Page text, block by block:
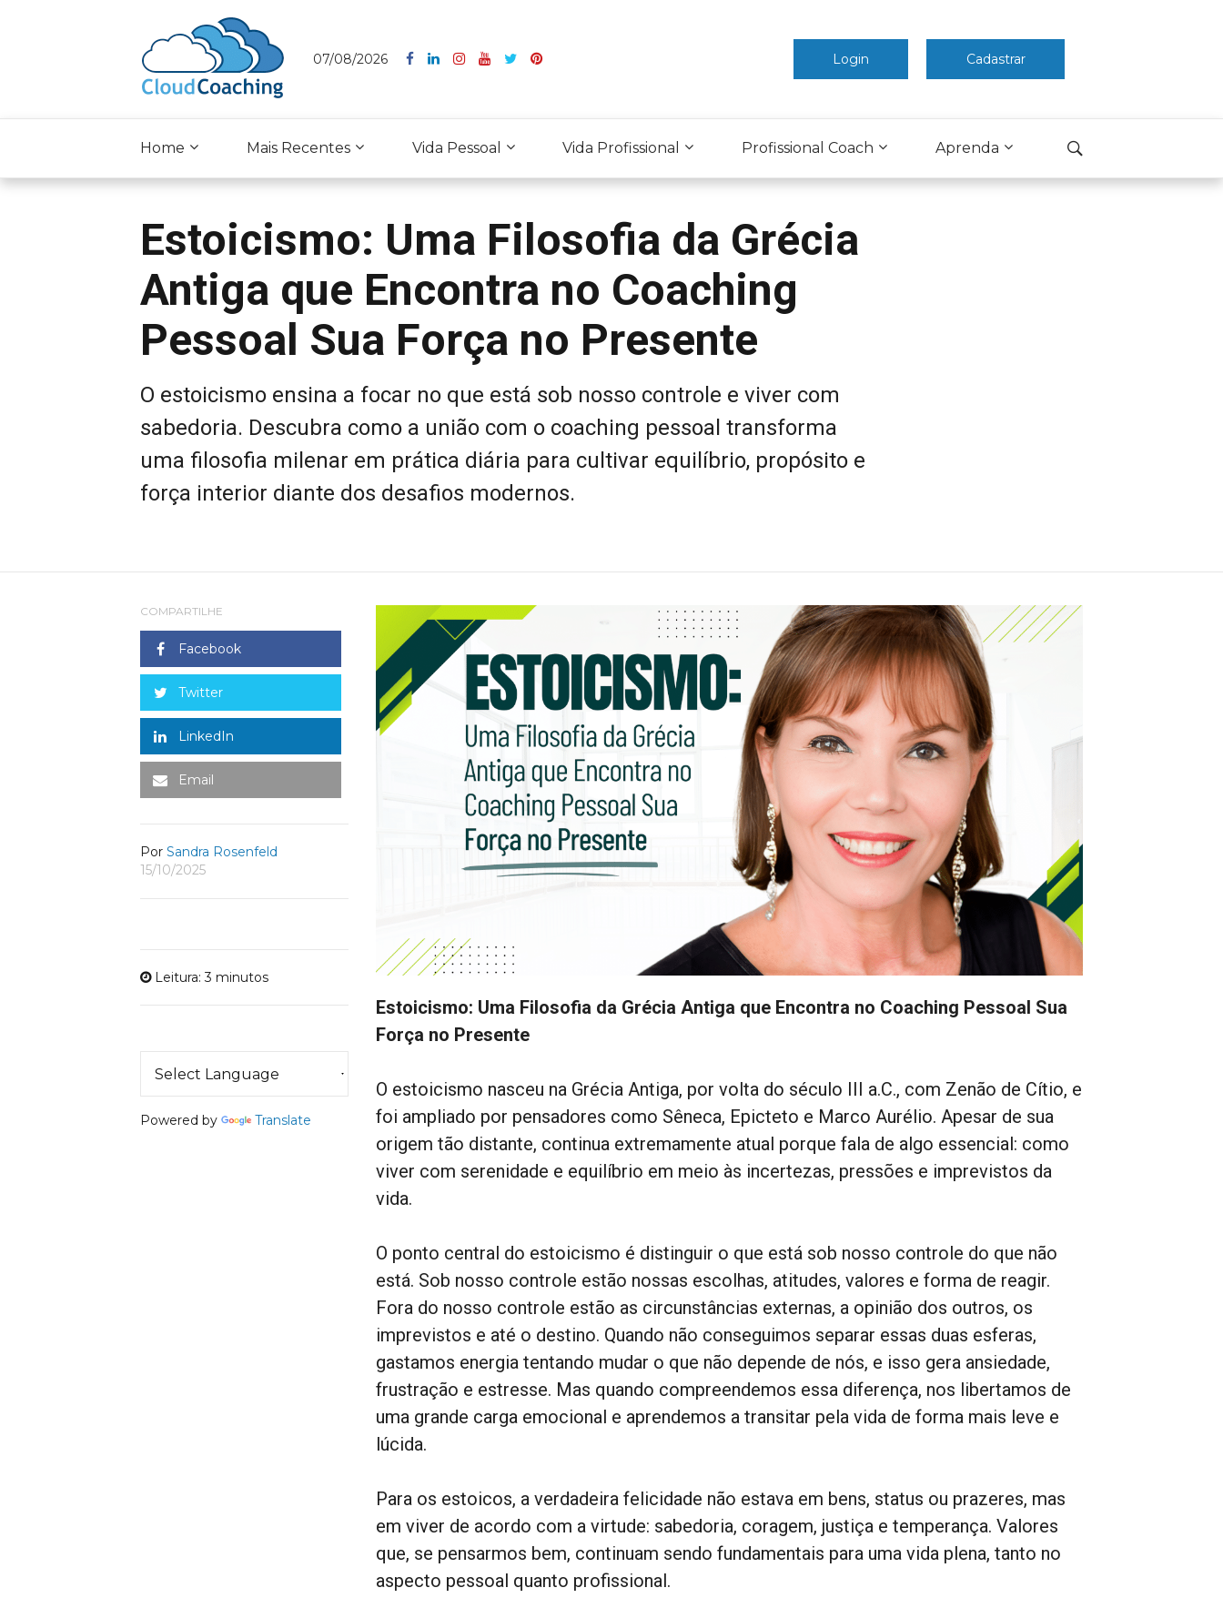
07/08/2026 Login Cadastrar
Home Mais Recentes Vida Pessoal Vida Profissional Profissional Coach Aprenda
Estoicismo: Uma Filosofia da Grécia
Antiga que Encontra no Coaching
Pessoal Sua Força no Presente
O estoicismo ensina a focar no que está sob nosso controle e viver com
sabedoria. Descubra como a união com o coaching pessoal transforma
uma filosofia milenar em prática diária para cultivar equilíbrio, propósito e
força interior diante dos desafios modernos.
COMPARTILHE
Facebook
Twitter
LinkedIn
Email
Por Sandra Rosenfeld
15/10/2025
Leitura: 3 minutos
Powered by Translate
Estoicismo: Uma Filosofia da Grécia Antiga que Encontra no Coaching Pessoal Sua
Força no Presente
O estoicismo nasceu na Grécia Antiga, por volta do século III a.C., com Zenão de Cítio, e
foi ampliado por pensadores como Sêneca, Epicteto e Marco Aurélio. Apesar de sua
origem tão distante, continua extremamente atual porque fala de algo essencial: como
viver com serenidade e equilíbrio em meio às incertezas, pressões e imprevistos da
vida.
O ponto central do estoicismo é distinguir o que está sob nosso controle do que não
está. Sob nosso controle estão nossas escolhas, atitudes, valores e forma de reagir.
Fora do nosso controle estão as circunstâncias externas, a opinião dos outros, os
imprevistos e até o destino. Quando não conseguimos separar essas duas esferas,
gastamos energia tentando mudar o que não depende de nós, e isso gera ansiedade,
frustração e estresse. Mas quando compreendemos essa diferença, nos libertamos de
uma grande carga emocional e aprendemos a transitar pela vida de forma mais leve e
lúcida.
Para os estoicos, a verdadeira felicidade não estava em bens, status ou prazeres, mas
em viver de acordo com a virtude: sabedoria, coragem, justiça e temperança. Valores
que, se pensarmos bem, continuam sendo fundamentais para uma vida plena, tanto no
aspecto pessoal quanto profissional.